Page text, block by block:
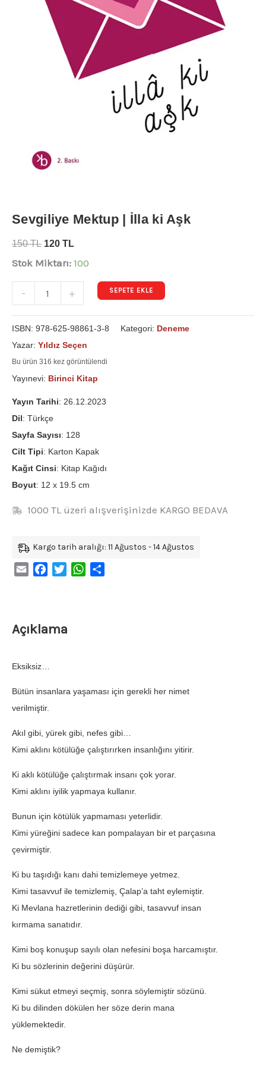
Sevgiliye Mektup | İlla ki Aşk
150TL 120 TL
Stok Miktarı: 100
- + SEPETE EKLE
ISBN: 978-625-98861-3-8 Kategori: Deneme
Yazar: Yıldız Seçen
Bu ürün 316 kez görüntülendi
Yayınevi: Birinci Kitap
Yayın Tarihi: 26.12.2023
Dil: Türkçe
Sayfa Sayısı: 128
Cilt Tipi: Karton Kapak
Kağıt Cinsi: Kitap Kağıdı
Boyut: 12 x 19.5 cm
1000 TL üzeri alışverişinizde KARGO BEDAVA
Kargo tarih aralığı: 11 Ağustos - 14 Ağustos
Email FacebookTwitterWhatsApp
Açıklama
Eksiksiz…
Bütün insanlara yaşaması için gerekli her nimet
verilmiştir.
Akıl gibi, yürek gibi, nefes gibi…
Kimi aklını kötülüğe çalıştırırken insanlığını yitirir.
Ki aklı kötülüğe çalıştırmak insanı çok yorar.
Kimi aklını iyilik yapmaya kullanır.
Bunun için kötülük yapmaması yeterlidir.
Kimi yüreğini sadece kan pompalayan bir et parçasına
çevirmiştir.
Ki bu taşıdığı kanı dahi temizlemeye yetmez.
Kimi tasavvuf ile temizlemiş, Çalap’a taht eylemiştir.
Ki Mevlana hazretlerinin dediği gibi, tasavvuf insan
kırmama sanatıdır.
Kimi boş konuşup sayılı olan nefesini boşa harcamıştır.
Ki bu sözlerinin değerini düşürür.
Kimi sükut etmeyi seçmiş, sonra söylemiştir sözünü.
Ki bu dilinden dökülen her söze derin mana
yüklemektedir.
Ne demiştik?